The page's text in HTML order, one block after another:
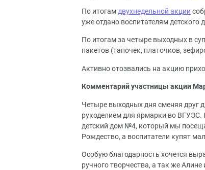
По итогамдвухнедельной акции
уже отдано воспитателям
По итогам за четыре выходных в
пакетов (тапочек, платочков,
Активно отозвались на акцию
Комментарий участницы акции
Четыре выходных дня сменяя друг
рукоделием для ярмарки во
детский дом №4, который мы
Рождество, а воспитатели купят
Особую благодарность хочется
ручного творчества, а так же